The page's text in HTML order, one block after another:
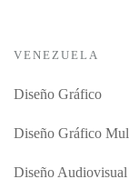
VENEZUELA
Diseño Gráfico
Diseño Gráfico
Diseño Audiovisual